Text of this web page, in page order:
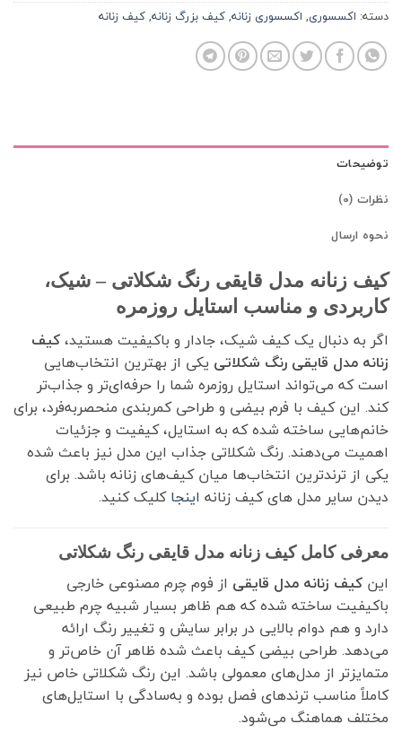
دسته: اکسسوری,اکسسوری زنانه,کیف بزرگ زنانه,کیف زنانه
توضیحات
نظرات (0)
نحوه ارسال
کیف زنانه مدل قایقی رنگ شکلاتی – شیک،
کاربردی و مناسب استایل روزمره
اگر به دنبال یک کیف شیک، جادار و باکیفیت هستید،کیف
زنانه مدل قایقی رنگ شکلاتییکی از بهترین انتخاب‌هایی
است که می‌تواند استایل روزمره شما را حرفه‌ای‌تر و جذاب‌تر
کند. این کیف با فرم بیضی و طراحی کمربندی منحصر‌به‌فرد، برای
خانم‌هایی ساخته شده که به استایل، کیفیت و جزئیات
اهمیت می‌دهند. رنگ شکلاتی جذاب این مدل نیز باعث شده
یکی از ترندترین انتخاب‌ها میان کیف‌های زنانه باشد. برای
دیدن سایر مدل های کیف زنانه اینجاکلیک کنید.
معرفی کامل کیف زنانه مدل قایقی رنگ شکلاتی
این کیف زنانه مدل قایقیاز فوم چرم مصنوعی خارجی
باکیفیت ساخته شده که هم ظاهر بسیار شبیه چرم طبیعی
دارد و هم دوام بالایی در برابر سایش و تغییر رنگ ارائه
می‌دهد. طراحی بیضی کیف باعث شده ظاهر آن خاص‌تر و
متمایزتر از مدل‌های معمولی باشد. این رنگ شکلاتی خاص نیز
کاملاً مناسب ترندهای فصل بوده و به‌سادگی با استایل‌های
مختلف هماهنگ می‌شود.